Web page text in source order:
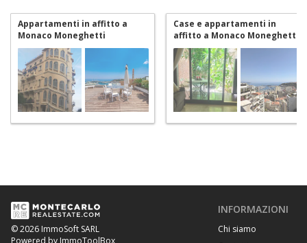
Appartamenti in affitto a
Monaco Moneghetti
Case e appartamenti in
affitto a Monaco Moneghetti
© 2026 ImmoSoft SARL
INFORMAZIONI
Chi siamo